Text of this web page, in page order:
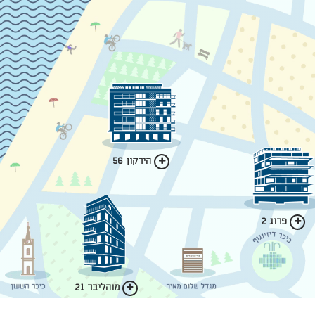
הירקון 56
פרוג 2
מוהליבר 21